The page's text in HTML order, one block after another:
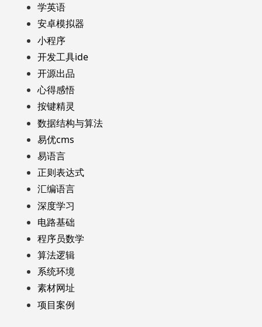
学英语
安卓模拟器
小程序
开发工具ide
开源出品
心得感悟
按键精灵
数据结构与算法
易优cms
易语言
正则表达式
汇编语言
深度学习
电路基础
程序员数学
算法逻辑
系统环境
素材网址
项目案例